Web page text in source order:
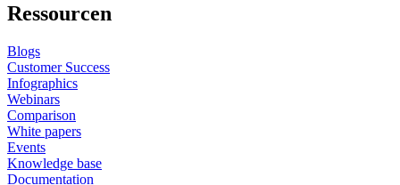
Ressourcen
Blogs
Customer Success
Infographics
Webinars
Comparison
White papers
Events
Knowledge base
Documentation